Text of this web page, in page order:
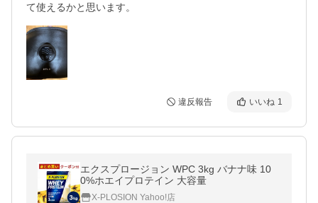
違反報告 いいね 1
エクスプロージョン WPC 3kg バナナ味 10
0%ホエイプロテイン 大容量
X-PLOSION Yahoo!店